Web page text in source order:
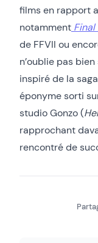
films en rapport
notamment
de FFVII ou
n’oublie pas bien
inspiré de la
éponyme sorti
studio Gonzo (
rapprochant
rencontré de